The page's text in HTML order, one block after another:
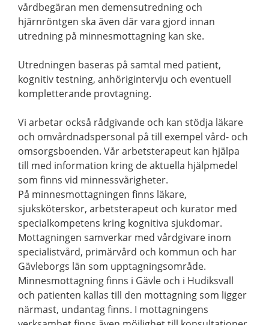
vårdbegäran men demensutredning och
hjärnröntgen ska även där vara gjord innan
utredning på minnesmottagning kan ske.
Utredningen baseras på samtal med patient,
kognitiv testning, anhörigintervju och eventuell
kompletterande provtagning.
Vi arbetar också rådgivande och kan stödja läkare
och omvårdnadspersonal på till exempel vård- och
omsorgsboenden. Vår arbetsterapeut kan hjälpa
till med information kring de aktuella hjälpmedel
som finns vid minnessvårigheter.
På minnesmottagningen finns läkare,
sjuksköterskor, arbetsterapeut och kurator med
specialkompetens kring kognitiva sjukdomar.
Mottagningen samverkar med vårdgivare inom
specialistvård, primärvård och kommun och har
Gävleborgs län som upptagningsområde.
Minnesmottagning finns i Gävle och i Hudiksvall
och patienten kallas till den mottagning som ligger
närmast, undantag finns. I mottagningens